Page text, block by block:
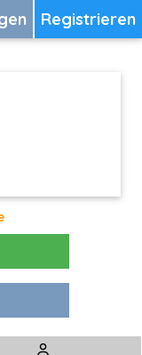
Registrieren